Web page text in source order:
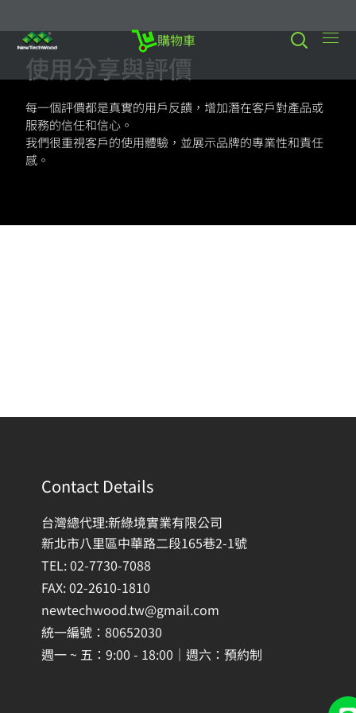
購物車
使用分享與評價
每一個評價都是真實的用戶反饋，增加潛在客戶對產品或
服務的信任和信心。
我們很重視客戶的使用體驗，並展示品牌的專業性和責任
感。
Contact Details
台灣總代理:新綠境實業有限公司
新北市八里區中華路二段165巷2-1號
TEL: 02-7730-7088
FAX: 02-2610-1810
newtechwood.tw@gmail.com
統一編號：80652030
週一 ~ 五：9:00 - 18:00｜週六：預約制